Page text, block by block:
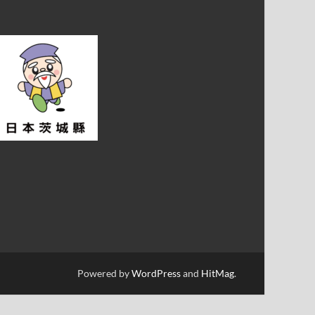
Powered byWordPressand HitMag.